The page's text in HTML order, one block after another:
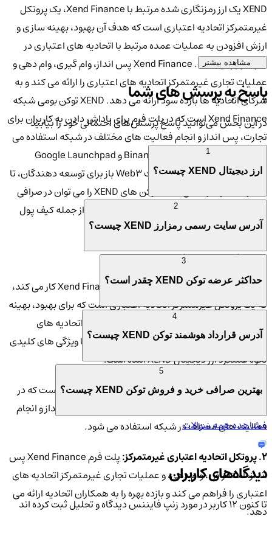
XEND یک ارز رمزنگاری شده مرتبط با Xend Finance، یک پروتکل
غیرمتمرکز اتحادیه اعتباری است که هدف آن بهبود، بهینه سازی و
ارزش افزودن به عملیات عمده مرتبط با اتحادیه های اعتباری در
سراسر جهان است. Xend Finance پس انداز، وام گیری، وام دهی و
عملیات تجاری غیرمتمرکز اتحادیه های اعتباری را ارائه می کند و به
شرکای اتحادیه ها بازده سود ارائه می دهد. XEND توکن بومی شبکه
Xend Finance است که در پلت فرم برای پاداش دادن به کاربران برای
تجارت، پس انداز و انجام فعالیت های مختلف در شبکه استفاده می
شود. Xend Finance توسط Binance و Google Launchpad
پشتیبانی می شود و با زیرساخت Web3 باز برای توسعه دهندگان، تا
15 درصد سود ارائه می دهد. توکن های XEND را می توان در صرافی
های رمزنگاری متمرکز و صرافی های غیرمتمرکز، از جمله کیف پول
من معامله کرد.
ارز رمزنگاری XEND چگونه کار می کند؟
ارز رمزنگاری XEND در ارتباط با پلت فرم Xend Finance کار می کند،
که یک پروتکل غیرمتمرکز اتحادیه اعتباری است که برای بهبود، بهینه
سازی و ارزش افزودن به عملیات عمده مرتبط با اتحادیه های
اعتباری در سراسر جهان ایجاد شده است. در اینجا ویژگی های کلیدی
نحوه عملکرد ارز دیجیتال XEND آمده است:
XEND توکن بومی شبکه Xend Finance است که در
پلت فرم برای پاداش دادن به کاربران برای تجارت، پس انداز و انجام
فعالیت های مختلف در شبکه استفاده می شود.
2. پروتکل اتحادیه اعتباری غیرمتمرکز:
پلت فرم Xend Finance پس
انداز، استقراض، وام دهی، و عملیات تجاری غیرمتمرکز اتحادیه های
اعتباری را فراهم می کند و بازده بهره را به همکاران اتحادیه ارائه می
دهد.
مشاهده بیشتر
پاسخ به پرسش های شما
در این بخش می‌توانید پاسخ پرسش‌های احتمالی خود را بیابید
ارز دیجیتال XEND چیست؟
آدرس سایت رسمی رمزارز XEND چیست؟
حداکثر عرضه توکن XEND چقدر است؟
آدرس قرارداد هوشمند توکن XEND چیست؟
بهترین صرافی خرید و فروش توکن XEND چیست؟
مشاهده همه سوالات
دیدگاه‌های کاربران
تا کنون 12 کاربر در مورد زنپ فایننسدیدگاه و تحلیل ثبت کرده اند